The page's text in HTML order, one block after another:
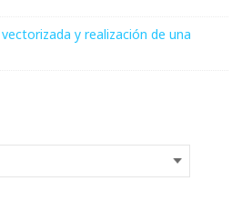
y realización de una